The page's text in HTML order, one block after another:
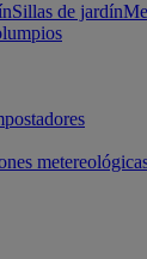
Sillas de jardín